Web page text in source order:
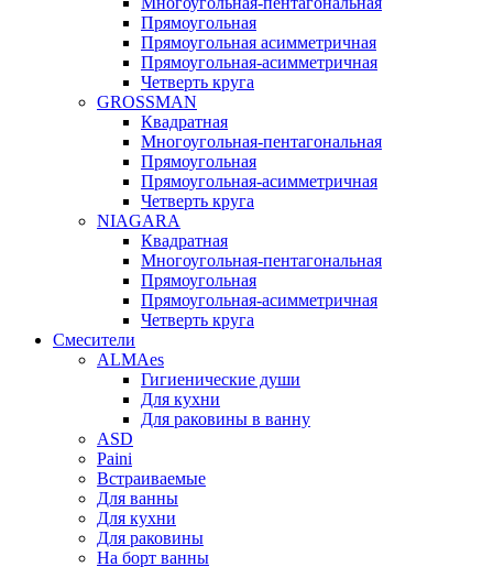
Прямоугольная
Прямоугольная асимметричная
Прямоугольная-асимметричная
Четверть круга
GROSSMAN
Квадратная
Многоугольная-пентагональная
Прямоугольная
Прямоугольная-асимметричная
Четверть круга
NIAGARA
Квадратная
Многоугольная-пентагональная
Прямоугольная
Прямоугольная-асимметричная
Четверть круга
Смесители
ALMAes
Гигиенические души
Для кухни
Для раковины в ванну
ASD
Paini
Встраиваемые
Для ванны
Для кухни
Для раковины
На борт ванны